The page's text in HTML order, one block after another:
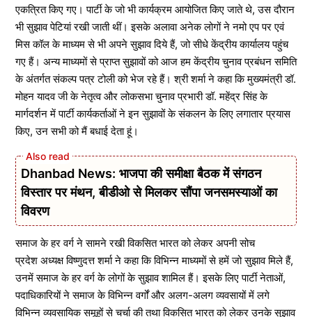
एकत्रित किए गए। पार्टी के जो भी कार्यक्रम आयोजित किए जाते थे, उस दौरान
भी सुझाव पेटियां रखी जाती थीं। इसके अलावा अनेक लोगों ने नमो एप पर एवं
मिस कॉल के माध्यम से भी अपने सुझाव दिये हैं, जो सीधे केंद्रीय कार्यालय पहुंच
गए हैं। अन्य माध्यमों से प्राप्त सुझावों को आज हम केंद्रीय चुनाव प्रबंधन समिति
के अंतर्गत संकल्प पत्र टोली को भेज रहे हैं। श्री शर्मा ने कहा कि मुख्यमंत्री डॉ.
मोहन यादव जी के नेतृत्व और लोकसभा चुनाव प्रभारी डॉ. महेंद्र सिंह के
मार्गदर्शन में पार्टी कार्यकर्ताओं ने इन सुझावों के संकलन के लिए लगातार प्रयास
किए, उन सभी को मैं बधाई देता हूं।
Dhanbad News: भाजपा की समीक्षा बैठक में संगठन
विस्तार पर मंथन, बीडीओ से मिलकर सौंपा जनसमस्याओं का
विवरण
समाज के हर वर्ग ने सामने रखी विकसित भारत को लेकर अपनी सोच
प्रदेश अध्यक्ष विष्णुदत्त शर्मा ने कहा कि विभिन्न माध्यमों से हमें जो सुझाव मिले हैं,
उनमें समाज के हर वर्ग के लोगों के सुझाव शामिल हैं। इसके लिए पार्टी नेताओं,
पदाधिकारियों ने समाज के विभिन्न वर्गों और अलग-अलग व्यवसायों में लगे
विभिन्न व्यवसायिक समूहों से चर्चा की तथा विकसित भारत को लेकर उनके सुझाव